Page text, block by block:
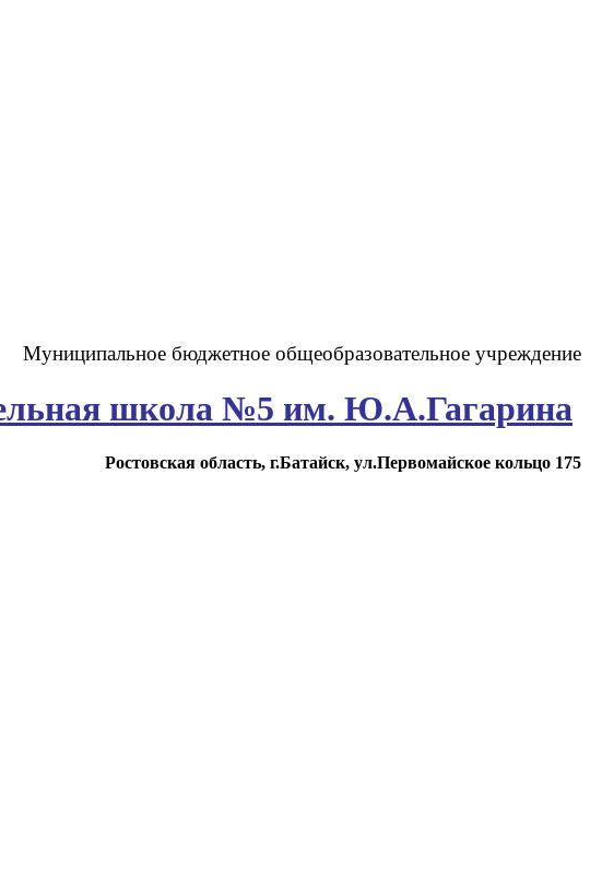
Муниципальное бюджетное общеобразовательное учреждение
школа №5 им. Ю.А.Гагарина
Ростовская область, г.Батайск, ул.Первомайское кольцо 175